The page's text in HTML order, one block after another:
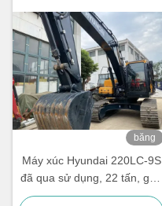
băng
Máy xúc Hyundai 220LC-9S
đã qua sử dụng, 22 tấn, gầu
1.05m³